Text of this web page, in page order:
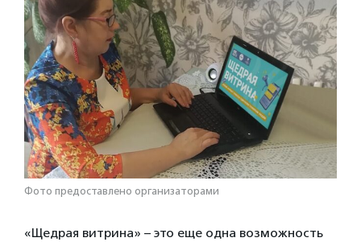
Фото предоставлено организаторами
«Щедрая витрина» – это еще одна возможность